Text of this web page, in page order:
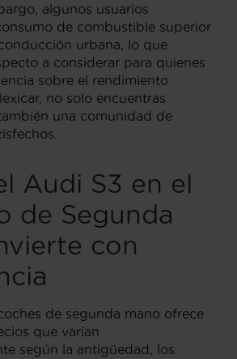
algunos usuarios
de combustible superior
urbana, lo que
a considerar para quienes
sobre el rendimiento
no solo encuentras
una comunidad de
Audi S3 en el
de Segunda
con
de segunda mano ofrece
que varían
según la antigüedad, los